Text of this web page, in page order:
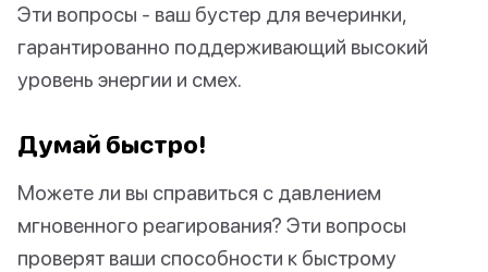
Эти вопросы - ваш бустер для вечеринки,
гарантированно поддерживающий высокий
уровень энергии и смех.
Думай быстро!
Можете ли вы справиться с давлением
мгновенного реагирования? Эти вопросы
проверят ваши способности к быстрому